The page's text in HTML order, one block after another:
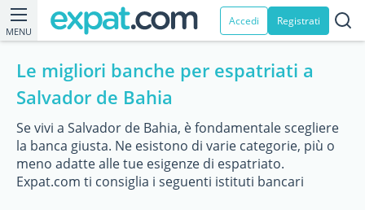
MENU
Accedi Registrati
Le migliori banche per espatriati a
Salvador de Bahia
Se vivi a Salvador de Bahia, è fondamentale scegliere
la banca giusta. Ne esistono di varie categorie, più o
meno adatte alle tue esigenze di espatriato.
Expat.com ti consiglia i seguenti istituti bancari